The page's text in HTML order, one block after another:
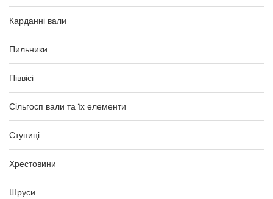
Карданні вали
Пильники
Піввісі
Сільгосп вали та їх елементи
Ступиці
Хрестовини
Шруси